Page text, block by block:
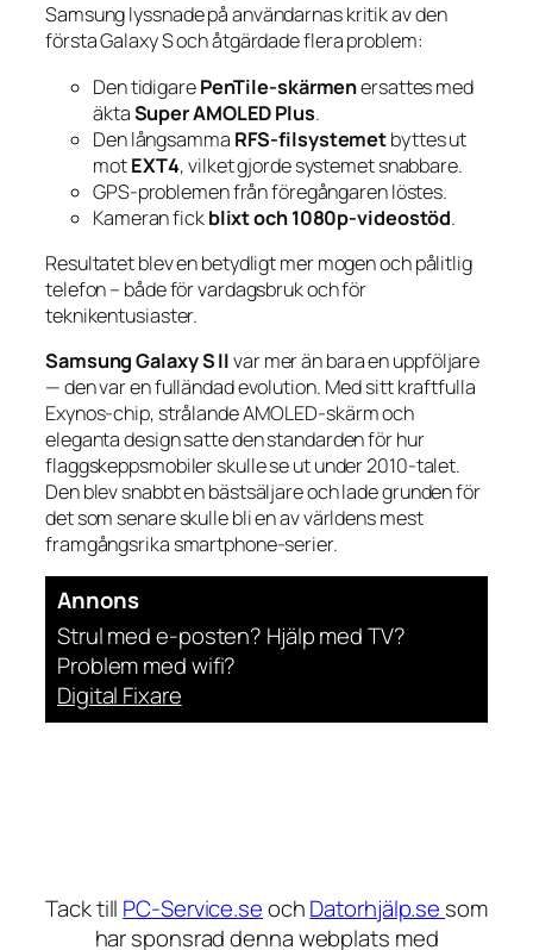
Samsung lyssnade på användarnas kritik av den
första Galaxy S och åtgärdade flera problem:
Den tidigarePenTile-skärmenersattes med
äktaSuper AMOLED Plus.
Den långsamma RFS-filsystemetbyttes ut
motEXT4, vilket gjorde systemet snabbare.
GPS-problemen från föregångaren löstes.
Kameran fickblixt och 1080p-videostöd.
Resultatet blev en betydligt mer mogen och pålitlig
telefon – både för vardagsbruk och för
teknikentusiaster.
Samsung Galaxy S IIvar mer än bara en uppföljare
— den var en fulländad evolution. Med sitt kraftfulla
Exynos-chip, strålande AMOLED-skärm och
eleganta design satte den standarden för hur
flaggskeppsmobiler skulle se ut under 2010-talet.
Den blev snabbt en bästsäljare och lade grunden för
det som senare skulle bli en av världens mest
framgångsrika smartphone-serier.
Annons
Strul med e-posten? Hjälp med TV?
Problem med wifi?
Digital Fixare
Tack till PC-Service.seochDatorhjälp.se som
har sponsrad denna webplats med